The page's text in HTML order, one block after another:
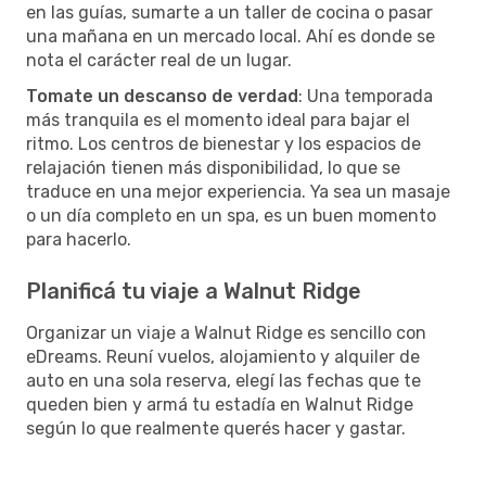
en las guías, sumarte a un taller de cocina o pasar
una mañana en un mercado local. Ahí es donde se
nota el carácter real de un lugar.
Tomate un descanso de verdad: Una temporada
más tranquila es el momento ideal para bajar el
ritmo. Los centros de bienestar y los espacios de
relajación tienen más disponibilidad, lo que se
traduce en una mejor experiencia. Ya sea un masaje
o un día completo en un spa, es un buen momento
para hacerlo.
Planificá tu viaje a Walnut Ridge
Organizar un viaje a Walnut Ridge es sencillo con
eDreams. Reuní vuelos, alojamiento y alquiler de
auto en una sola reserva, elegí las fechas que te
queden bien y armá tu estadía en Walnut Ridge
según lo que realmente querés hacer y gastar.